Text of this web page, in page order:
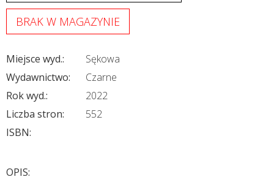
BRAK W MAGAZYNIE
Miejsce wyd.:
Sękowa
Wydawnictwo:
Czarne
Rok wyd.:
2022
Liczba stron:
552
ISBN:
OPIS: